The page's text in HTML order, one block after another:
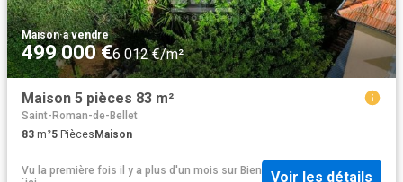
Maison·à vendre
499 000 €6 012 €/m²
Maison 5 pièces 83 m²
Saint-Roman-de-Bellet
83 m²5 Pièces Maison
Vu la première fois il y a plus d'un mois sur Bien
Voir les détails